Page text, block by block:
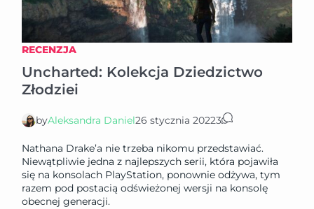
RECENZJA
Uncharted: Kolekcja Dziedzictwo
Złodziei
byAleksandra Daniel26 stycznia 20223
Nathana Drake’a nie trzeba nikomu przedstawiać.
Niewątpliwie jedna z najlepszych serii, która pojawiła
się na konsolach PlayStation, ponownie odżywa, tym
razem pod postacią odświeżonej wersji na konsolę
obecnej generacji.